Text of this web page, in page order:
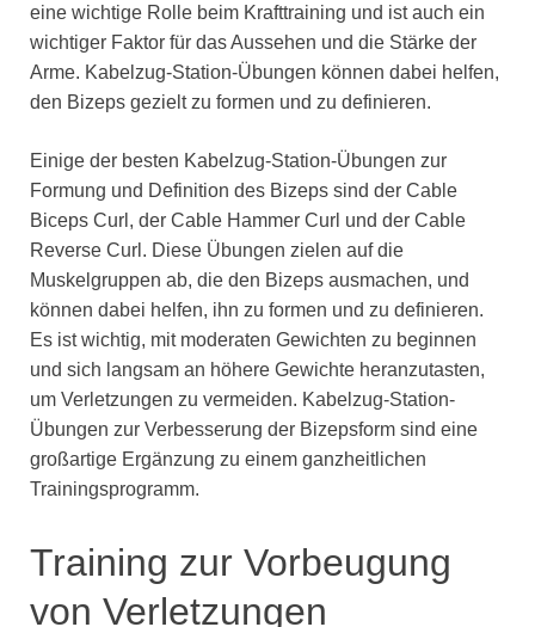
eine wichtige Rolle beim Krafttraining und ist auch ein
wichtiger Faktor für das Aussehen und die Stärke der
Arme. Kabelzug-Station-Übungen können dabei helfen,
den Bizeps gezielt zu formen und zu definieren.
Einige der besten Kabelzug-Station-Übungen zur
Formung und Definition des Bizeps sind der Cable
Biceps Curl, der Cable Hammer Curl und der Cable
Reverse Curl. Diese Übungen zielen auf die
Muskelgruppen ab, die den Bizeps ausmachen, und
können dabei helfen, ihn zu formen und zu definieren.
Es ist wichtig, mit moderaten Gewichten zu beginnen
und sich langsam an höhere Gewichte heranzutasten,
um Verletzungen zu vermeiden. Kabelzug-Station-
Übungen zur Verbesserung der Bizepsform sind eine
großartige Ergänzung zu einem ganzheitlichen
Trainingsprogramm.
Training zur Vorbeugung
von Verletzungen